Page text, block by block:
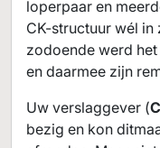
loperpaar en
CK-structuur wél in
zodoende werd
en daarmee zijn
Uw verslaggever (
bezig en kon